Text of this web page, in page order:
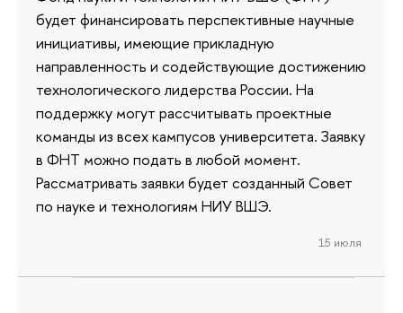
будет финансировать перспективные научные
инициативы, имеющие прикладную
направленность и содействующие достижению
технологического лидерства России. На
поддержку могут рассчитывать проектные
команды из всех кампусов университета. Заявку
в ФНТ можно подать в любой момент.
Рассматривать заявки будет созданный Совет
по науке и технологиям НИУ ВШЭ.
15 июля